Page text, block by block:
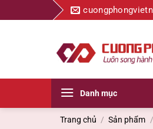
qua
Danh mục
Trang chủ / Sản phẩm /